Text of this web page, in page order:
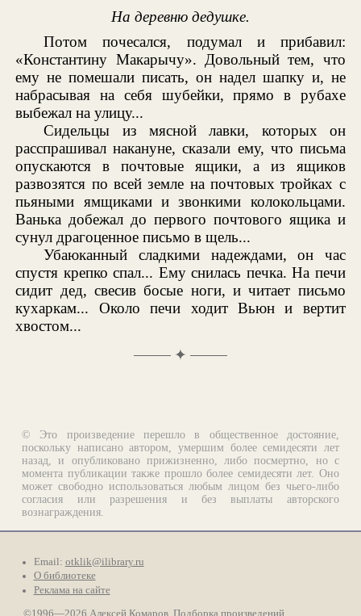
На деревню дедушке.
Потом почесался, подумал и прибавил:
«Константину Макарычу». Довольный тем, что
ему не помешали писать, он надел шапку и, не
набрасывая на себя шубейки, прямо в рубахе
выбежал на улицу...
Сидельцы из мясной лавки, которых он
расспрашивал накануне, сказали ему, что письма
опускаются в почтовые ящики, а из ящиков
развозятся по всей земле на почтовых тройках с
пьяными ямщиками и звонкими колокольцами.
Ванька добежал до первого почтового ящика и
сунул драгоценное письмо в щель...
Убаюканный сладкими надеждами, он час
спустя крепко спал... Ему снилась печка. На печи
сидит дед, свесив босые ноги, и читает письмо
кухаркам... Около печи ходит Вьюн и вертит
хвостом...
✦
© Это произведение перешло в общественное достояние,
поскольку написано автором, умершим более семидесяти лет
назад, и опубликовано прижизненно, либо посмертно, но с
момента публикации также прошло более семидесяти лет. Оно
может свободно использоваться любым лицом без чьего-либо
согласия или разрешения и без выплаты авторского
вознаграждения.
Email: otklik@ilibrary.ru
О библиотеке
Реклама на сайте
©1996—2026 Алексей Комаров. Подборка произведений,